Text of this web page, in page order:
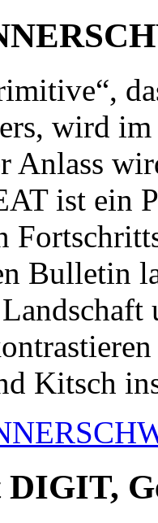
wird
Anlass
ist ein
Bulletin
Kitsch
DIGIT,